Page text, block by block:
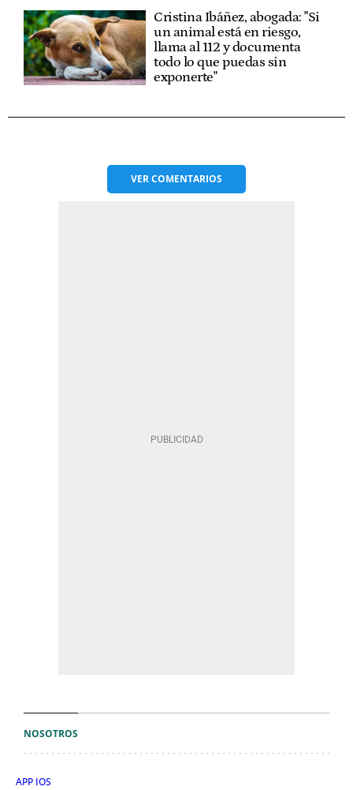
Cristina Ibáñez, abogada: "Si
un animal está en riesgo,
llama al 112 y documenta
todo lo que puedas sin
exponerte"
VERCOMENTARIOS
NOSOTROS
APP IOS